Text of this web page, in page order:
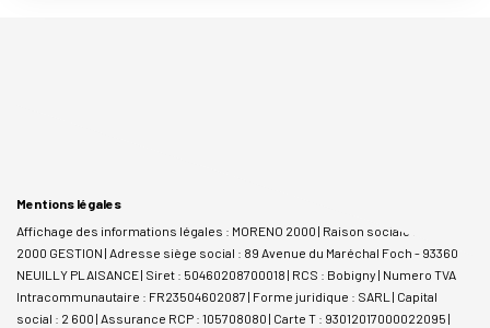
Mentions légales
Affichage des informations légales : MORENO 2000 | Raison sociale : MORENO
2000 GESTION | Adresse siège social : 89 Avenue du Maréchal Foch - 93360
NEUILLY PLAISANCE | Siret : 50460208700018 | RCS : Bobigny | Numero TVA
Intracommunautaire : FR23504602087 | Forme juridique : SARL | Capital
social : 2 600 | Assurance RCP : 105708080 | Carte T : 93012017000022095 |